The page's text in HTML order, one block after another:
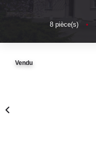
8 pièce(s) •
Vendu